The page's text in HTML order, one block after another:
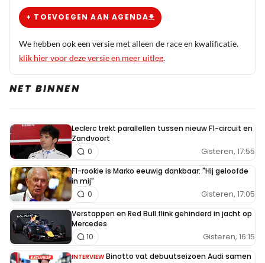
+ TOEVOEGEN AAN AGENDA
We hebben ook een versie met alleen de race en kwalificatie.
klik hier voor deze versie en meer uitleg.
NET BINNEN
Leclerc trekt parallellen tussen nieuw F1-circuit en
Zandvoort
Gisteren, 17:55
0
F1-rookie is Marko eeuwig dankbaar: "Hij geloofde
in mij"
Gisteren, 17:05
0
Verstappen en Red Bull flink gehinderd in jacht op
Mercedes
Gisteren, 16:15
10
INTERVIEW Binotto vat debuutseizoen Audi samen